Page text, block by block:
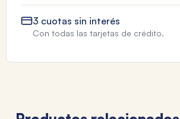
3 cuotas sin interés
Con todas las tarjetas de crédito.